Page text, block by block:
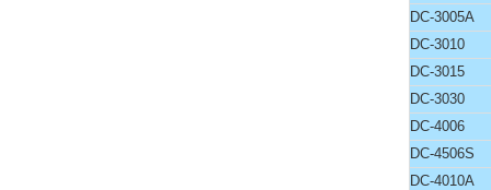
DC-3005A
DC-3010
DC-3015
DC-3030
DC-4006
DC-4506S
DC-4010A